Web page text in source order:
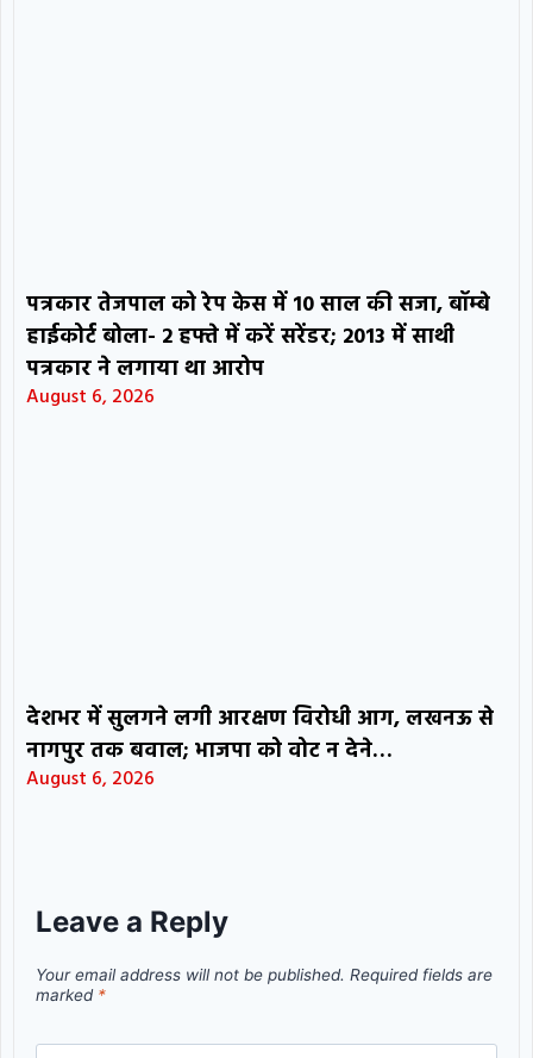
पत्रकार तेजपाल को रेप केस में 10 साल की सजा, बॉम्बे
हाईकोर्ट बोला- 2 हफ्ते में करें सरेंडर; 2013 में साथी
पत्रकार ने लगाया था आरोप
August 6, 2026
देशभर में सुलगने लगी आरक्षण विरोधी आग, लखनऊ से
नागपुर तक बवाल; भाजपा को वोट न देने…
August 6, 2026
Leave a Reply
Your email address will not be published. Required fields are
marked *